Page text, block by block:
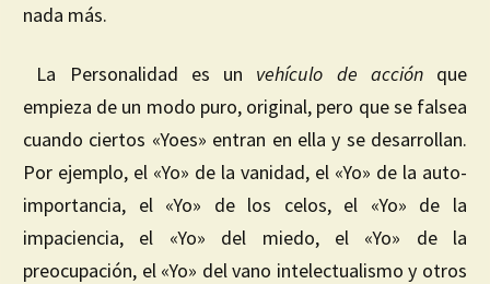
nada más.
La Personalidad es un vehículo de acción que
empieza de un modo puro, original, pero que se falsea
cuando ciertos «Yoes» entran en ella y se desarrollan.
Por ejemplo, el «Yo» de la vanidad, el «Yo» de la auto-
importancia, el «Yo» de los celos, el «Yo» de la
impaciencia, el «Yo» del miedo, el «Yo» de la
preocupación, el «Yo» del vano intelectualismo y otros